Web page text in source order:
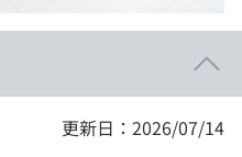
更新日：2026/07/14